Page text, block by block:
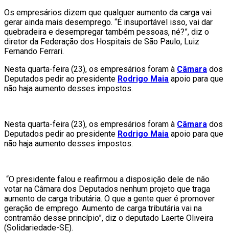
Os empresários dizem que qualquer aumento da carga vai
gerar ainda mais desemprego. “É insuportável isso, vai dar
quebradeira e desempregar também pessoas, né?”, diz o
diretor da Federação dos Hospitais de São Paulo, Luiz
Fernando Ferrari.
Nesta quarta-feira (23), os empresários foram à Câmara dos
Deputados pedir ao presidente Rodrigo Maia apoio para que
não haja aumento desses impostos.
Nesta quarta-feira (23), os empresários foram à Câmara dos
Deputados pedir ao presidente Rodrigo Maia apoio para que
não haja aumento desses impostos.
“O presidente falou e reafirmou a disposição dele de não
votar na Câmara dos Deputados nenhum projeto que traga
aumento de carga tributária. O que a gente quer é promover
geração de emprego. Aumento de carga tributária vai na
contramão desse princípio”, diz o deputado Laerte Oliveira
(Solidariedade-SE).